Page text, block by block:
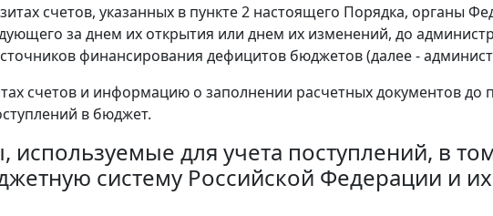
счетов, указанных в пункте 2 настоящего Порядка, органы
за днем их открытия или днем их изменений, до
финансирования дефицитов бюджетов (далее -
счетов и информацию о заполнении расчетных документов до
в бюджет.
используемые для учета поступлений, в
систему Российской Федерации и